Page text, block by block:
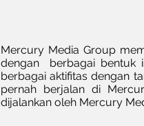
Mercury Media Group
dengan berbagai bentuk
berbagai aktifitas dengan
pernah berjalan di
dijalankan oleh Mercury